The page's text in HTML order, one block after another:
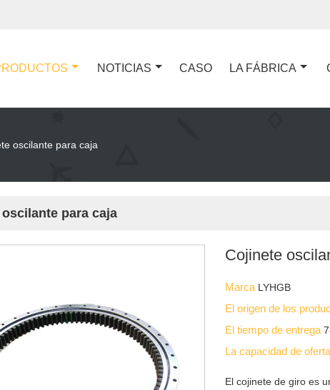
NOTICIAS CASO LA FÁBRICA
oscilante para caja
para caja
Cojinete
Marca LYHGB
El origen de los
El tiempo de entrega
La capacidad de
El cojinete de giro es